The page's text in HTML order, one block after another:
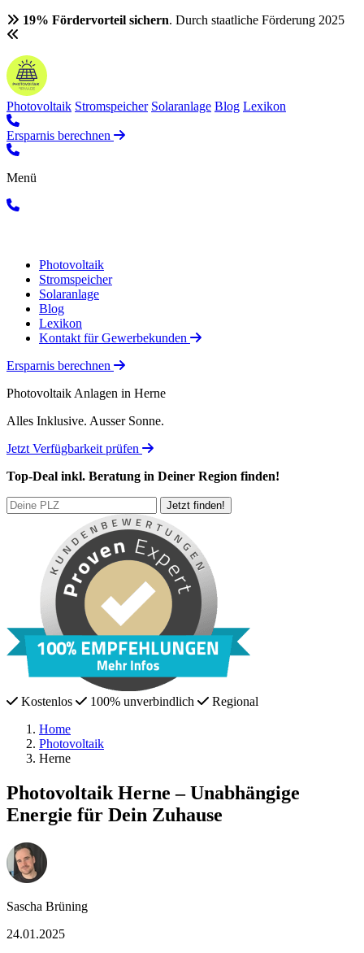
19% Fördervorteil sichern. Durch staatliche Förderung 2025
Photovoltaik Stromspeicher Solaranlage Blog Lexikon
Ersparnis berechnen
Menü
Photovoltaik
Stromspeicher
Solaranlage
Blog
Lexikon
Kontakt für Gewerbekunden
Ersparnis berechnen
Photovoltaik Anlagen in Herne
Alles Inklusive. Ausser Sonne.
Jetzt Verfügbarkeit prüfen
Top-Deal inkl. Beratung in Deiner Region finden!
Kostenlos 100% unverbindlich
Regional
Home
Photovoltaik
Herne
Photovoltaik Herne – Unabhängige
Energie für Dein Zuhause
Sascha Brüning
24.01.2025